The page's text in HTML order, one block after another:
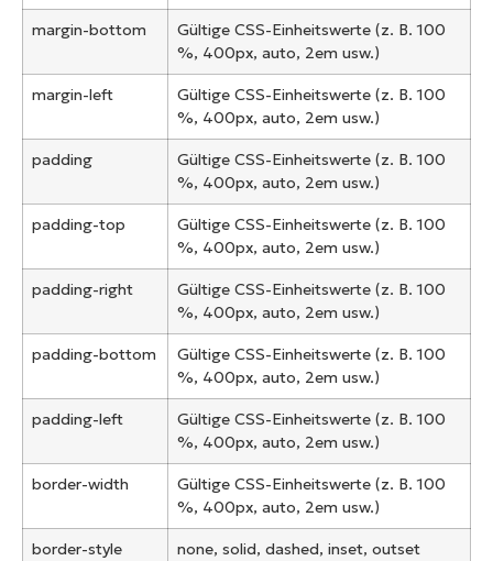
margin-bottom
Gültige CSS-Einheitswerte (z. B. 100
%, 400px, auto, 2em usw.)
margin-left
Gültige CSS-Einheitswerte (z. B. 100
%, 400px, auto, 2em usw.)
padding
Gültige CSS-Einheitswerte (z. B. 100
%, 400px, auto, 2em usw.)
padding-top
Gültige CSS-Einheitswerte (z. B. 100
%, 400px, auto, 2em usw.)
padding-right
Gültige CSS-Einheitswerte (z. B. 100
%, 400px, auto, 2em usw.)
padding-bottom
Gültige CSS-Einheitswerte (z. B. 100
%, 400px, auto, 2em usw.)
padding-left
Gültige CSS-Einheitswerte (z. B. 100
%, 400px, auto, 2em usw.)
border-width
Gültige CSS-Einheitswerte (z. B. 100
%, 400px, auto, 2em usw.)
border-style none, solid, dashed, inset, outset